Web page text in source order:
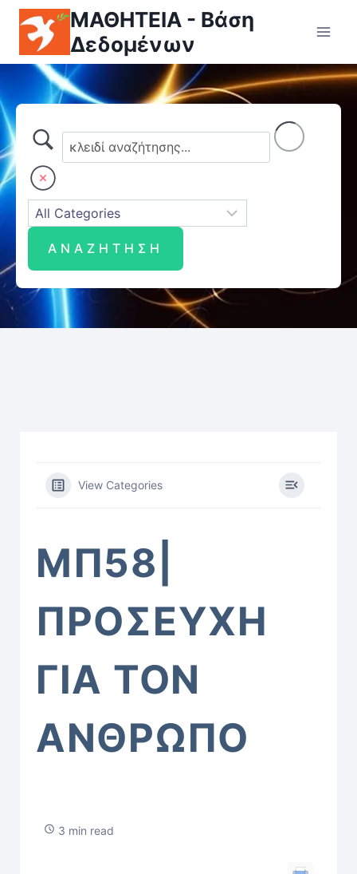
ΜΑΘΗΤΕΙΑ - Βάση
Δεδομένων
View Categories
ΜΠ58|
ΠΡΟΣΕΥΧΗ
ΓΙΑ ΤΟΝ
ΑΝΘΡΩΠΟ
3 min read